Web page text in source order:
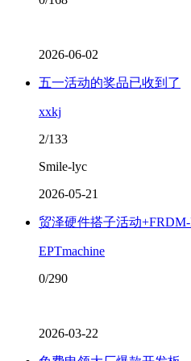
2026-06-02
五一活动的奖品已收到了
xxkj
2/133
Smile-lyc
2026-05-21
贸泽硬件搭子活动
EPTmachine
0/290
2026-03-22